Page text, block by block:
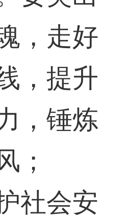
，走好
，提升
，锤炼
；
会安